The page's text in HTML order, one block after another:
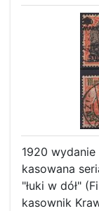
1920
kasowana
"łuki w dół"
kasownik